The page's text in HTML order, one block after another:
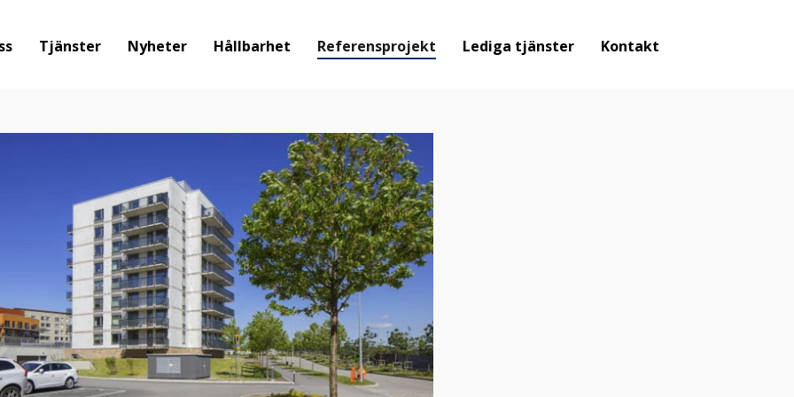
Tjänster Nyheter Hållbarhet Referensprojekt Lediga tjänster Kontakt